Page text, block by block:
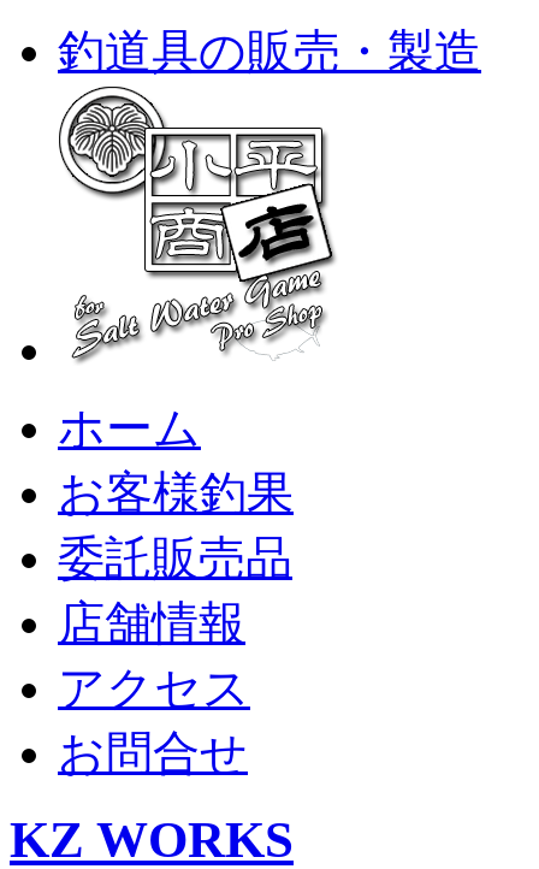
釣道具の販売・製造
ホーム
お客様釣果
委託販売品
店舗情報
アクセス
お問合せ
KZ WORKS